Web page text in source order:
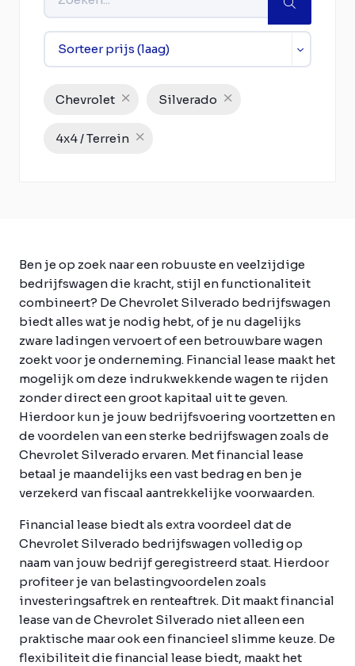
Chevrolet Silverado
4x4 / Terrein
Ben je op zoek naar een robuuste en veelzijdige
bedrijfswagen die kracht, stijl en functionaliteit
combineert? De Chevrolet Silverado bedrijfswagen
biedt alles wat je nodig hebt, of je nu dagelijks
zware ladingen vervoert of een betrouwbare wagen
zoekt voor je onderneming. Financial lease maakt het
mogelijk om deze indrukwekkende wagen te rijden
zonder direct een groot kapitaal uit te geven.
Hierdoor kun je jouw bedrijfsvoering voortzetten en
de voordelen van een sterke bedrijfswagen zoals de
Chevrolet Silverado ervaren. Met financial lease
betaal je maandelijks een vast bedrag en ben je
verzekerd van fiscaal aantrekkelijke voorwaarden.
Financial lease biedt als extra voordeel dat de
Chevrolet Silverado bedrijfswagen volledig op
naam van jouw bedrijf geregistreerd staat. Hierdoor
profiteer je van belastingvoordelen zoals
investeringsaftrek en renteaftrek. Dit maakt financial
lease van de Chevrolet Silverado niet alleen een
praktische maar ook een financieel slimme keuze. De
flexibiliteit die financial lease biedt, maakt het